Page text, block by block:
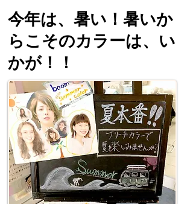
今年は、暑い！暑いか
らこそのカラーは、い
かが！！